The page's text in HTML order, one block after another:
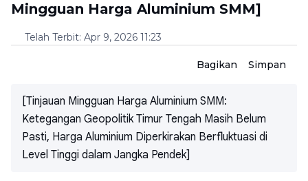
Mingguan Harga Aluminium SMM]
Telah Terbit: Apr 9, 2026 11:23
Bagikan Simpan
[Tinjauan Mingguan Harga Aluminium SMM:
Ketegangan Geopolitik Timur Tengah Masih Belum
Pasti, Harga Aluminium Diperkirakan Berfluktuasi di
Level Tinggi dalam Jangka Pendek]